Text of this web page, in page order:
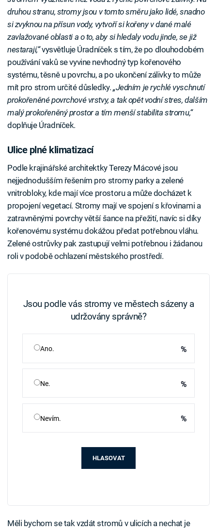
druhou stranu, stromy jsou v tomto směru jako lidé, snadno
si zvyknou na přísun vody, vytvoří si kořeny v dané malé
zavlažované oblasti a o to, aby si hledaly vodu jinde, se již
nestarají,“vysvětluje Úradníček s tím, že po dlouhodobém
používání vaků se vyvine nevhodný typ kořenového
systému, těsně u povrchu, a po ukončení zálivky to může
mít pro strom určité důsledky. „Jedním je rychlé vyschnutí
prokořeněné povrchové vrstvy, a tak opět vodní stres, dalším
malý prokořeněný prostor a tím menší stabilita stromu,“
doplňuje Úradníček.
Ulice plné klimatizací
Podle krajinářské architektky Terezy Mácové jsou
nejjednodušším řešením pro stromy parky a zelené
vnitrobloky, kde mají více prostoru a může docházet k
propojení vegetací. Stromy mají ve spojení s křovinami a
zatravněnými povrchy větší šance na přežití, navíc si díky
kořenovému systému dokážou předat potřebnou vláhu.
Zelené ostrůvky pak zastupují velmi potřebnou i žádanou
roli v podobě ochlazení městského prostředí.
Jsou podle vás stromy ve městech sázeny a
udržovány správně?
Ano. %
Ne. %
Nevím. %
HLASOVAT
Měli bychom se tak vzdát stromů v ulicích a nechat je